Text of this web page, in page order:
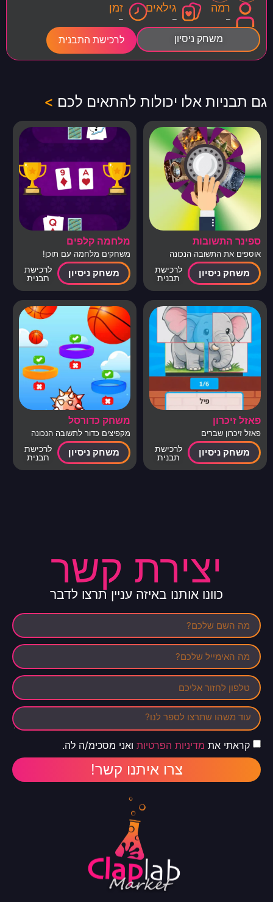
רמה
–
גילאים
–
זמן
–
משחק ניסיון לרכישת התבנית
גם תבניות אלו יכולות להתאים לכם >
ספינר התשובות
אוספים את התשובה הנכונה
משחק ניסיון
לרכישת
תבנית
מלחמה קלפים
משחקים מלחמה עם תוכן!
משחק ניסיון
לרכישת
תבנית
פאזל זיכרון
פאזל זיכרון שברים
משחק ניסיון
לרכישת
תבנית
משחק כדורסל
מקפיצים כדור לתשובה הנכונה
(נכון לא נכון)
משחק ניסיון
לרכישת
תבנית
יצירת קשר
כוונו אותנו באיזה עניין תרצו לדבר
קראתי את מדיניות הפרטיות ואני מסכימ/ה לה.
צרו איתנו קשר!